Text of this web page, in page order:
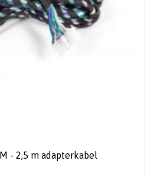
- 2,5 m adapterkabel